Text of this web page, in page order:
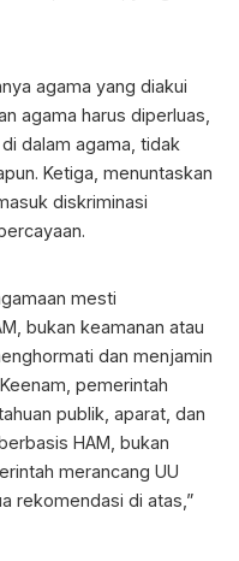
agama yang diakui
agama harus diperluas,
dalam agama, tidak
Ketiga, menuntaskan
diskriminasi
mesti
bukan keamanan atau
dan menjamin
pemerintah
publik, aparat, dan
HAM, bukan
merancang UU
rekomendasi di atas,”